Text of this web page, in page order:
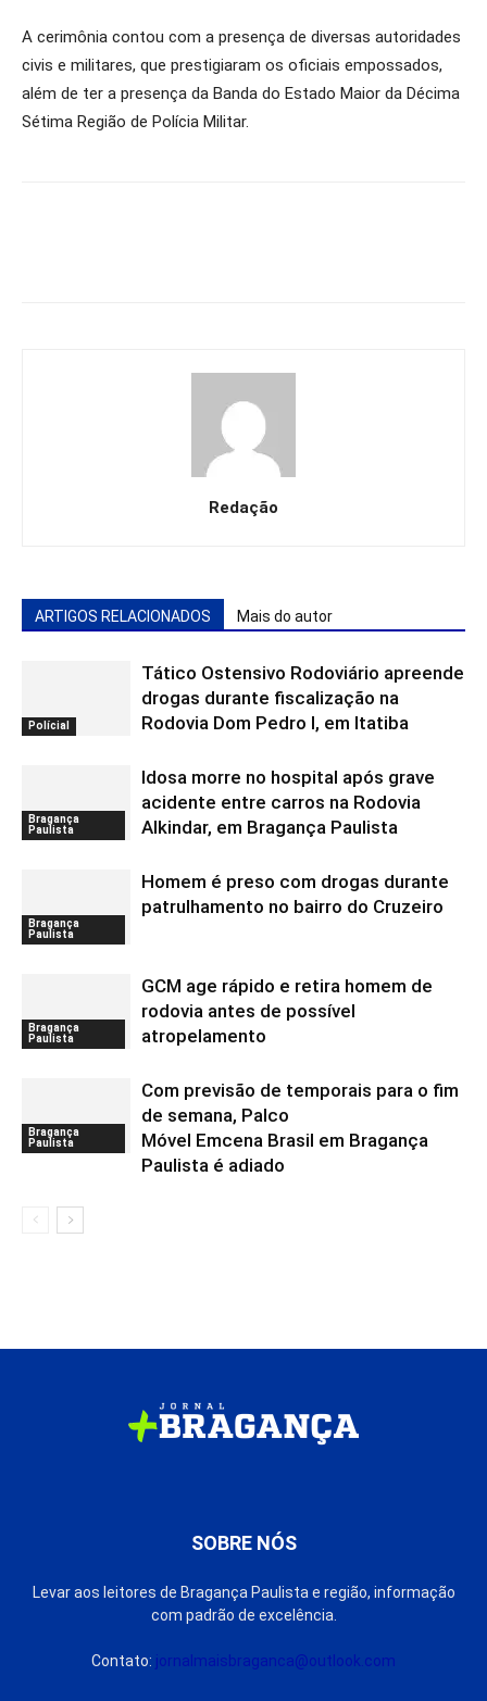
A cerimônia contou com a presença de diversas autoridades
civis e militares, que prestigiaram os oficiais empossados,
além de ter a presença da Banda do Estado Maior da Décima
Sétima Região de Polícia Militar.
Redação
ARTIGOS RELACIONADOS Mais do autor
Polícial
Tático Ostensivo Rodoviário apreende
drogas durante fiscalização na
Rodovia Dom Pedro I, em Itatiba
Bragança
Paulista
Idosa morre no hospital após grave
acidente entre carros na Rodovia
Alkindar, em Bragança Paulista
Bragança
Paulista
Homem é preso com drogas durante
patrulhamento no bairro do Cruzeiro
Bragança
Paulista
GCM age rápido e retira homem de
rodovia antes de possível
atropelamento
Bragança
Paulista
Com previsão de temporais para o fim
de semana, Palco
Móvel Emcena Brasil em Bragança
Paulista é adiado
SOBRE NÓS
Levar aos leitores de Bragança Paulista e região, informação
com padrão de excelência.
Contato: jornalmaisbraganca@outlook.com